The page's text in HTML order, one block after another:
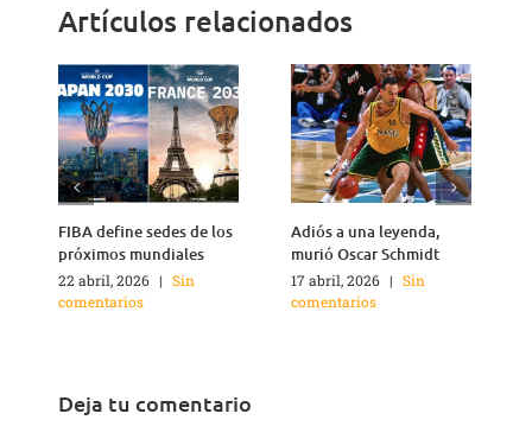
Artículos relacionados
FIBA define sedes de los
próximos mundiales
22 abril, 2026 | Sin
comentarios
Adiós a una leyenda,
murió Oscar Schmidt
17 abril, 2026 | Sin
comentarios
Deja tu comentario